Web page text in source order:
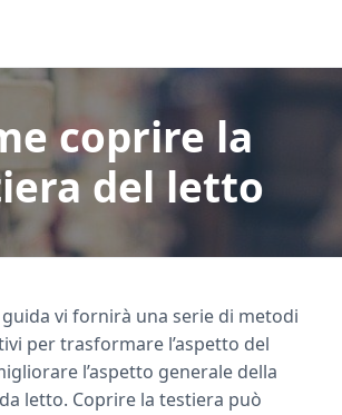
coprire la
del letto
vi fornirà una serie di metodi
per trasformare l’aspetto del
l’aspetto generale della
letto. Coprire la testiera può